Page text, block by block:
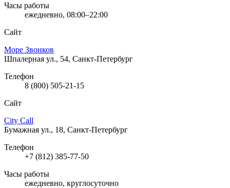
Часы работы
ежедневно, 08:00–22:00
Сайт
Море Звонков
Шпалерная ул., 54, Санкт-Петербург
Телефон
8 (800) 505-21-15
Сайт
City Call
Бумажная ул., 18, Санкт-Петербург
Телефон
+7 (812) 385-77-50
Часы работы
ежедневно, круглосуточно